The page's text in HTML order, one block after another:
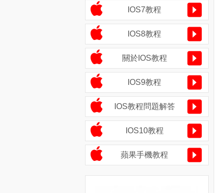
IOS7教程
IOS8教程
關於IOS教程
IOS9教程
IOS教程問題解答
IOS10教程
蘋果手機教程